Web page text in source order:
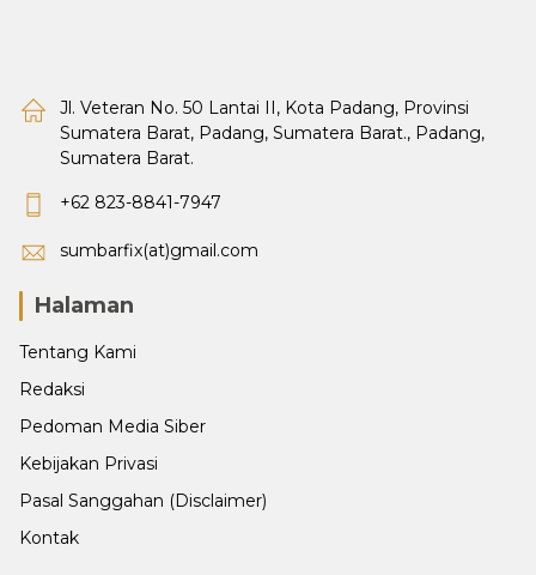
Jl. Veteran No. 50 Lantai II, Kota Padang, Provinsi
Sumatera Barat, Padang, Sumatera Barat., Padang,
Sumatera Barat.
+62 823-8841-7947
sumbarfix(at)gmail.com
Halaman
Tentang Kami
Redaksi
Pedoman Media Siber
Kebijakan Privasi
Pasal Sanggahan (Disclaimer)
Kontak